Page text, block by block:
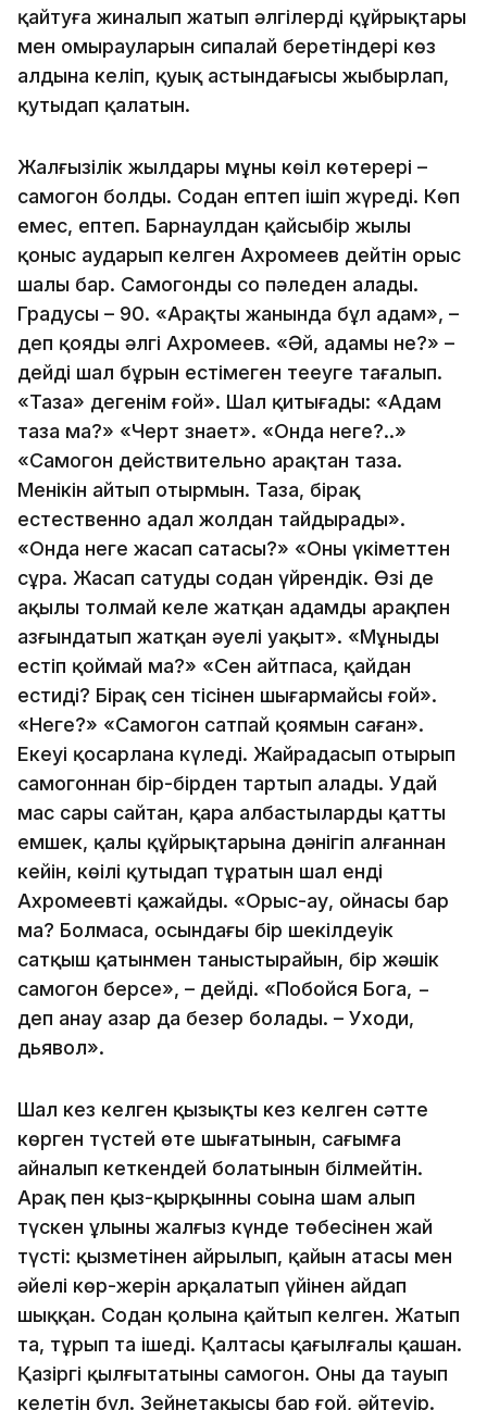
қайтуға жиналып жатып әлгілердің құйрықтары
мен омырауларын сипалай беретіндері көз
алдына келіп, қуық астындағысы жыбырлап,
қутыңдап қалатын.
Жалғызілік жылдары мұның көңіл көтерері –
самогон болды. Содан ептеп ішіп жүреді. Көп
емес, ептеп. Барнаулдан қайсыбір жылы
қоныс аударып келген Ахромеев дейтін орыс
шалы бар. Самогонды со пәледен алады.
Градусы – 90. «Арақтың жанында бұл адам», –
деп қояды әлгі Ахромеев. «Әй, адамың не?» –
дейді шал бұрын естімеген теңеуге таңғалып.
«Таза» дегенім ғой». Шал қитығады: «Адам
таза ма?» «Черт знает». «Онда неге?..»
«Самогон действительно арақтан таза.
Менікін айтып отырмын. Таза, бірақ
естественно адал жолдан тайдырады».
«Онда неге жасап сатасың?» «Оны үкіметтен
сұра. Жасап сатуды содан үйрендік. Өзі де
ақылы толмай келе жатқан адамды арақпен
азғындатып жатқан әуелі уақыт». «Мұныңды
естіп қоймай ма?» «Сен айтпасаң, қайдан
естиді? Бірақ сен тісіңнен шығармайсың ғой».
«Неге?» «Самогон сатпай қоямын саған».
Екеуі қосарлана күледі. Жайраңдасып отырып
самогоннан бір-бірден тартып алады. Удай
мас сары сайтан, қара албастылардың қатты
емшек, қалың құйрықтарына дәнігіп алғаннан
кейін, көңілі қутыңдап тұратын шал енді
Ахромеевті қажайды. «Орыс-ау, ойнасың бар
ма? Болмаса, осындағы бір шекілдеуік
сатқыш қатынмен таныстырайын, бір жәшік
самогон берсең», – дейді. «Побойся Бога, −
деп анау азар да безер болады. – Уходи,
дьявол».
Шал кез келген қызықтың кез келген сәтте
көрген түстей өте шығатынын, сағымға
айналып кеткендей болатынын білмейтін.
Арақ пен қыз-қырқынның соңына шам алып
түскен ұлының жалғыз күнде төбесінен жай
түсті: қызметінен айрылып, қайын атасы мен
әйелі көр-жерін арқалатып үйінен айдап
шыққан. Содан қолына қайтып келген. Жатып
та, тұрып та ішеді. Қалтасы қағылғалы қашан.
Қазіргі қылғытатыны самогон. Оны да тауып
келетін бұл. Зейнетақысы бар ғой, әйтеуір.